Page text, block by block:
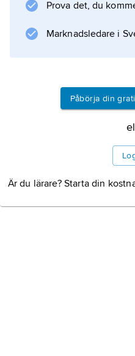
Prova det, du
Marknadsledare i
Påbörja din
Är du lärare? Starta din